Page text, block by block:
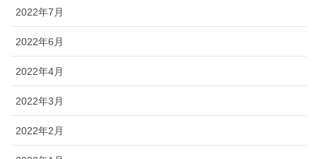
2022年7月
2022年6月
2022年4月
2022年3月
2022年2月